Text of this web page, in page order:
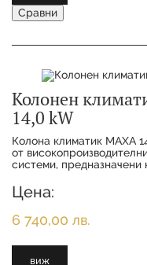
Сравни
Колонен
14,0 kW
Колона климатик MAXA
от
системи, предназначени
Цена:
6 740,00 лв.
виж